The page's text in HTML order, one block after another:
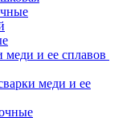
меди и ее сплавов
меди и ее